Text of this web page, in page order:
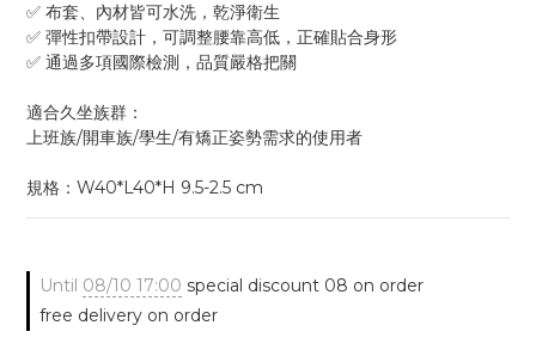
✅ 布套、內材皆可水洗，乾淨衛生
✅ 彈性扣帶設計，可調整腰靠高低，正確貼合身形
✅ 通過多項國際檢測，品質嚴格把關
適合久坐族群：
上班族/開車族/學生/有矯正姿勢需求的使用者
規格：W40*L40*H 9.5-2.5 cm
Until 08/10 17:00 special discount 08 on order
free delivery on order